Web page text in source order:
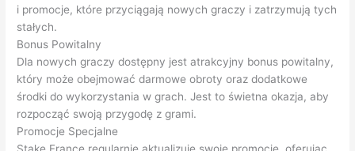
i promocje, które przyciągają nowych graczy i zatrzymują tych
stałych.
Bonus Powitalny
Dla nowych graczy dostępny jest atrakcyjny bonus powitalny,
który może obejmować darmowe obroty oraz dodatkowe
środki do wykorzystania w grach. Jest to świetna okazja, aby
rozpocząć swoją przygodę z grami.
Promocje Specjalne